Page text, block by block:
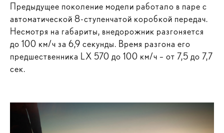
Предыдущее поколение модели работало в паре с
автоматической 8-ступенчатой коробкой передач.
Несмотря на габариты, внедорожник разгоняется
до 100 км/ч за 6,9 секунды. Время разгона его
предшественника LX 570 до 100 км/ч – от 7,5 до 7,7
сек.